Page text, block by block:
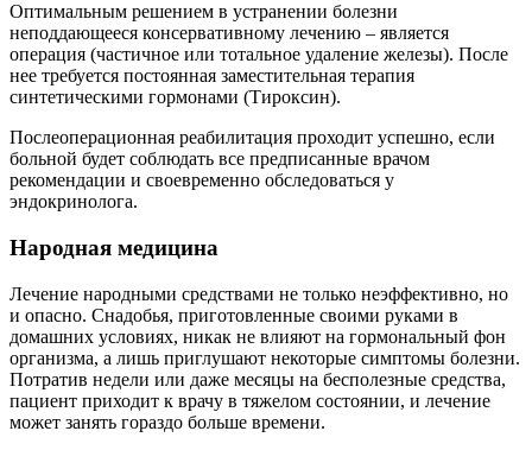
Оптимальным решением в устранении болезни
неподдающееся консервативному лечению – является
операция (частичное или тотальное удаление железы). После
нее требуется постоянная заместительная терапия
синтетическими гормонами (Тироксин).
Послеоперационная реабилитация проходит успешно, если
больной будет соблюдать все предписанные врачом
рекомендации и своевременно обследоваться у
эндокринолога.
Народная медицина
Лечение народными средствами не только неэффективно, но
и опасно. Снадобья, приготовленные своими руками в
домашних условиях, никак не влияют на гормональный фон
организма, а лишь приглушают некоторые симптомы болезни.
Потратив недели или даже месяцы на бесполезные средства,
пациент приходит к врачу в тяжелом состоянии, и лечение
может занять гораздо больше времени.